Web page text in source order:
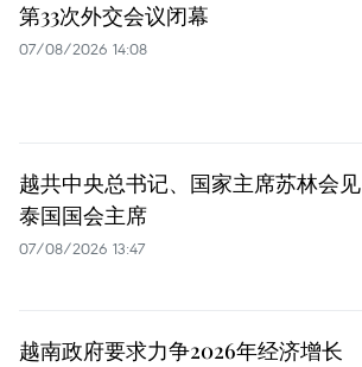
第33次外交会议闭幕
07/08/2026 14:08
越共中央总书记、国家主席苏林会见
泰国国会主席
07/08/2026 13:47
越南政府要求力争2026年经济增长